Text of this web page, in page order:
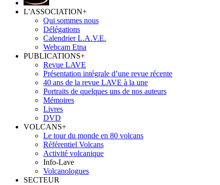
L'ASSOCIATION+
Qui sommes nous
Délégations
Calendrier L.A.V.E.
Webcam Etna
PUBLICATIONS+
Revue LAVE
Présentation intégrale d’une revue récente
40 ans de la revue LAVE à la une
Portraits de quelques uns de nos auteurs
Mémoires
Livres
DVD
VOLCANS+
Le tour du monde en 80 volcans
Référentiel Volcans
Activité volcanique
Info-Lave
Volcanologues
SECTEUR